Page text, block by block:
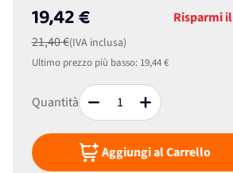
19,42 €
21,40 €(IVA inclusa)
Risparmi il
Ultimo prezzo più basso: 19,44 €
Quantità
Aggiungi al Carrello